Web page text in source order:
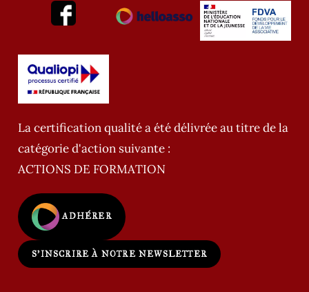
La certification qualité a été délivrée au titre de la
catégorie d'action suivante :
ACTIONS DE FORMATION
ADHÉRER
S'INSCRIRE À NOTRE NEWSLETTER